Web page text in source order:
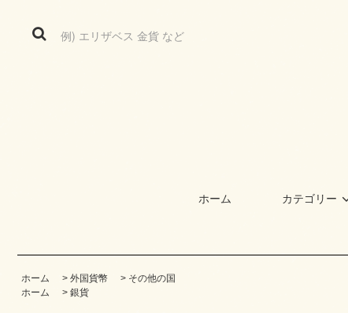
ホーム カテゴリー
ホーム > 外国貨幣 > その他の国
ホーム
> 銀貨